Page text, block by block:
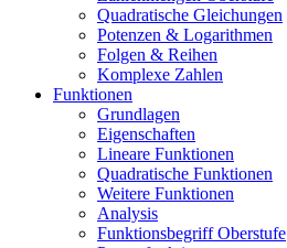
Quadratische Gleichungen
Potenzen & Logarithmen
Folgen & Reihen
Komplexe Zahlen
Funktionen
Grundlagen
Eigenschaften
Lineare Funktionen
Quadratische Funktionen
Weitere Funktionen
Analysis
Funktionsbegriff Oberstufe